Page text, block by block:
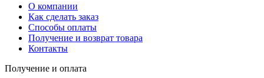
О компании
Как сделать заказ
Способы оплаты
Получение и возврат товара
Контакты
Получение и оплата